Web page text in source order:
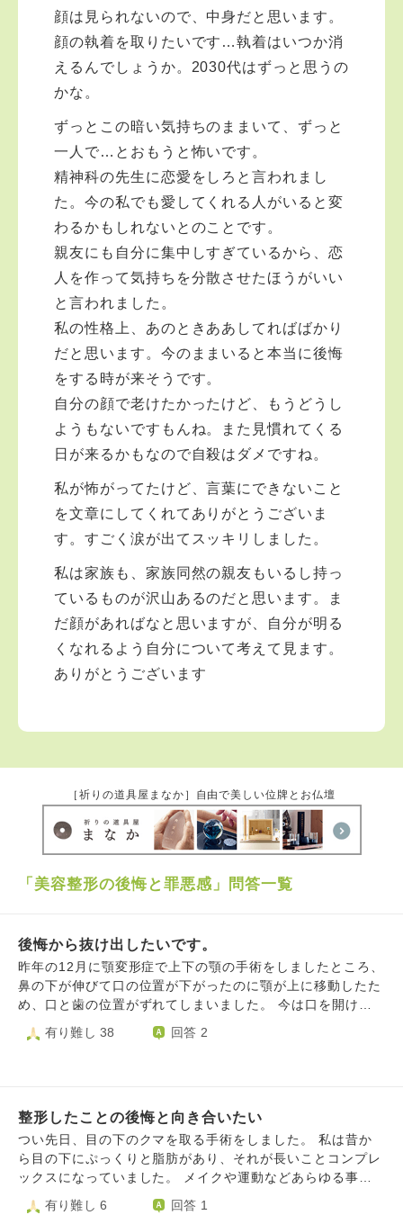
顔は見られないので、中身だと思います。
顔の執着を取りたいです…執着はいつか消
えるんでしょうか。2030代はずっと思うの
かな。
ずっとこの暗い気持ちのままいて、ずっと
一人で…とおもうと怖いです。
精神科の先生に恋愛をしろと言われまし
た。今の私でも愛してくれる人がいると変
わるかもしれないとのことです。
親友にも自分に集中しすぎているから、恋
人を作って気持ちを分散させたほうがいい
と言われました。
私の性格上、あのときああしてればばかり
だと思います。今のままいると本当に後悔
をする時が来そうです。
自分の顔で老けたかったけど、もうどうし
ようもないですもんね。また見慣れてくる
日が来るかもなので自殺はダメですね。
私が怖がってたけど、言葉にできないこと
を文章にしてくれてありがとうございま
す。すごく涙が出てスッキリしました。
私は家族も、家族同然の親友もいるし持っ
ているものが沢山あるのだと思います。ま
だ顔があればなと思いますが、自分が明る
くなれるよう自分について考えて見ます。
ありがとうございます
［祈りの道具屋まなか］自由で美しい位牌とお仏壇
「美容整形の後悔と罪悪感」問答一覧
後悔から抜け出したいです。
昨年の12月に顎変形症で上下の顎の手術をしましたところ、
鼻の下が伸びて口の位置が下がったのに顎が上に移動したた
め、口と歯の位置がずれてしまいました。 今は口を開けて
も上の歯は見えず、下の歯や歯茎がすごく見えやすくなって
しまいました。 また、口を動かした時に上の唇が動いてい
も見えません。 町を歩いても、テレビやネットを見ても、
上の歯が見えている笑顔に目がいってしまい、その度に変わ
ってしまった自分の口や歯の見え方と比べて強い悲しみの気
持ちに襲われ苦しくなります。 他にも、口の中のスペース
り、鼻が広がったり、術前から少しあった顎関節症が悪化し
有り難し 38 回答 2
整形したことの後悔と向き合いたい
つい先日、目の下のクマを取る手術をしました。 私は昔か
ら目の下にぷっくりと脂肪があり、それが長いことコンプレ
ックスになっていました。 メイクや運動などあらゆる事を
試しても改善しなかったので、最終手段として選んだ整形で
した。 今は術後で腫れている状態なのですが、今更になっ
有り難し 6 回答 1